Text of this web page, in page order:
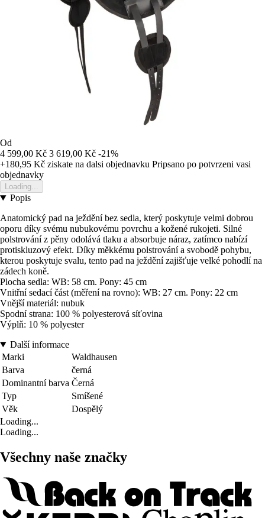
Od
4 599,00 Kč 3 619,00 Kč -21%
+180,95 Kč ziskate na dalsi objednavku Pripsano po potvrzeni vasi
objednavky
Loading...
Popis
Anatomický pad na ježdění bez sedla, který poskytuje velmi dobrou
oporu díky svému nubukovému povrchu a kožené rukojeti. Silné
polstrování z pěny odolává tlaku a absorbuje náraz, zatímco nabízí
protiskluzový efekt. Díky měkkému polstrování a svobodě pohybu,
kterou poskytuje svalu, tento pad na ježdění zajišťuje velké pohodlí na
zádech koně.
Plocha sedla: WB: 58 cm. Pony: 45 cm
Vnitřní sedací část (měření na rovno): WB: 27 cm. Pony: 22 cm
Vnější materiál: nubuk
Spodní strana: 100 % polyesterová síťovina
Výplň: 10 % polyester
Další informace
Marki
Waldhausen
Barva
černá
Dominantní barva Černá
Typ
Smíšené
Věk
Dospělý
Loading...
Loading...
Všechny naše značky